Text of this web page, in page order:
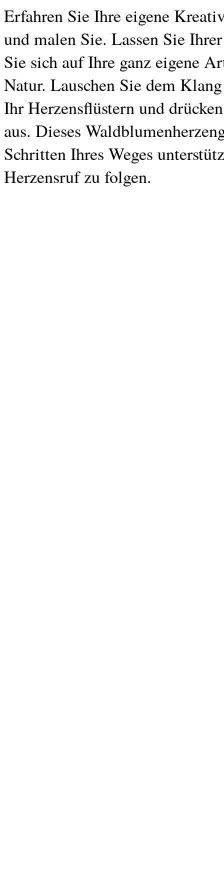
Erfahren Sie Ihre eigene
und malen Sie. Lassen Sie
Sie sich auf Ihre ganz eigene
Natur. Lauschen Sie dem
Ihr Herzensflüstern und
aus. Dieses
Schritten Ihres Weges
Herzensruf zu folgen.